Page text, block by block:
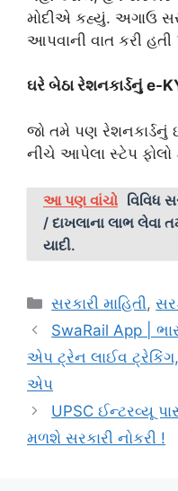
મોદીએ કહ્યું. અગાઉ
આપવાની વાત કરી
ઘરે બેઠા રેશનકાર્ડનું e-
જો તમે પણ રેશનકાર્ડનું
નીચે આપેલા સ્ટેપ ફોલો
આ પણ વાંચો વિવિધ
/ દાખલાના લાભ લેવા
યાદી.
Categories
સરકારી માહિતી,
SwaRail App |
એપ ટ્રેન લાઈવ
એપ
UPSC ઈન્ટરવ્યૂ
મળશે સરકારી નોકરી !